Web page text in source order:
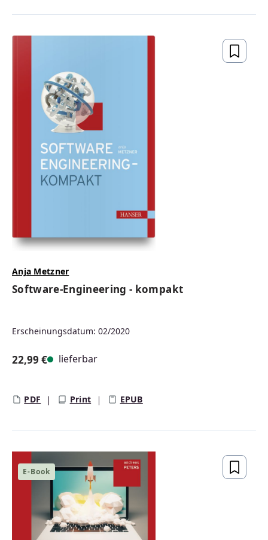
Anja Metzner
Software-Engineering - kompakt
Erscheinungsdatum: 02/2020
22,99 € lieferbar
PDF Print EPUB
E-Book